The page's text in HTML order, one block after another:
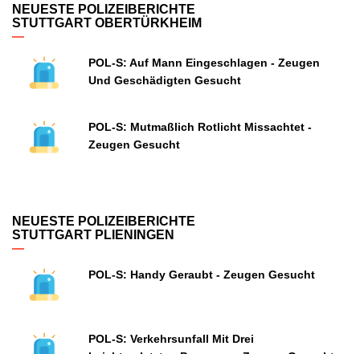
NEUESTE POLIZEIBERICHTE
STUTTGART OBERTÜRKHEIM
POL-S: Auf Mann Eingeschlagen - Zeugen
Und Geschädigten Gesucht
POL-S: Mutmaßlich Rotlicht Missachtet -
Zeugen Gesucht
NEUESTE POLIZEIBERICHTE
STUTTGART PLIENINGEN
POL-S: Handy Geraubt - Zeugen Gesucht
POL-S: Verkehrsunfall Mit Drei